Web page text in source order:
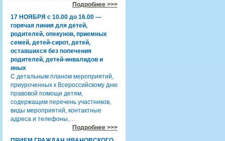
Подробнее >>>
17 НОЯБРЯ с 10.00 до 16.00 —
горячая линия для детей,
родителей, опекунов, приемных
семей, детей-сирот, детей,
оставшихся без попечения
родителей, детей-инвалидов и
иных
С детальным планом мероприятий,
приуроченных к Всероссийскому дню
правовой помощи детям,
содержащим перечень участников,
виды мероприятий, контактные
адреса и телефоны,…
Подробнее >>>